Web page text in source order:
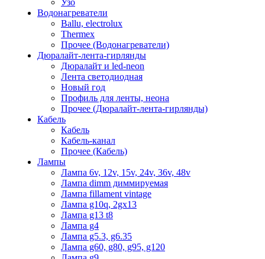
Водонагреватели
Ballu, electrolux
Thermex
Прочее (Водонагреватели)
Дюралайт-лента-гирлянды
Дюралайт и led-neon
Лента светодиодная
Новый год
Профиль для ленты, неона
Прочее (Дюралайт-лента-гирлянды)
Кабель
Кабель
Кабель-канал
Прочее (Кабель)
Лампы
Лампа 6v, 12v, 15v, 24v, 36v, 48v
Лампа dimm диммируемая
Лампа fillament vintage
Лампа g10q, 2gx13
Лампа g13 t8
Лампа g4
Лампа g5.3, g6.35
Лампа g60, g80, g95, g120